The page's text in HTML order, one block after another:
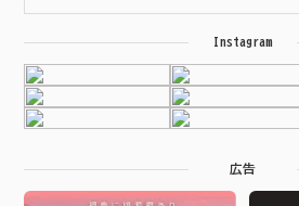
Instagram
広告